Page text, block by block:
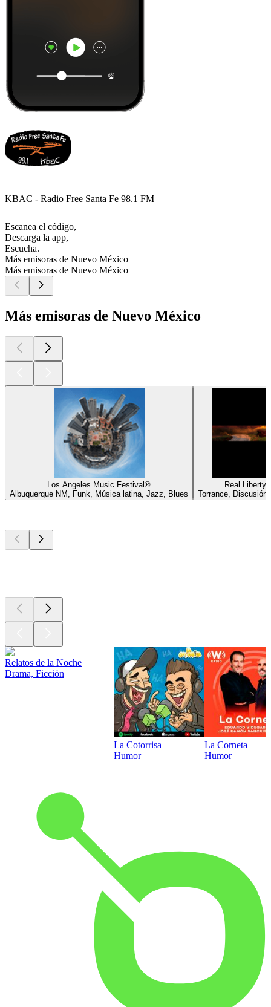
KBAC - Radio Free Santa Fe 98.1 FM
Escanea el código,
Descarga la app,
Escucha.
Más emisoras de Nuevo México
Más emisoras de Nuevo México
Más emisoras de Nuevo México
Los Angeles Music Festival®
Albuquerque NM, Funk, Música latina, Jazz, Blues
Real Liberty
Torrance,
Relatos de la Noche
Drama, Ficción
La Cotorrisa
Humor
La Corneta
Humor